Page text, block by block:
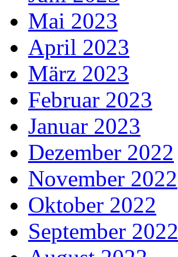
Mai 2023
April 2023
März 2023
Februar 2023
Januar 2023
Dezember 2022
November 2022
Oktober 2022
September 2022